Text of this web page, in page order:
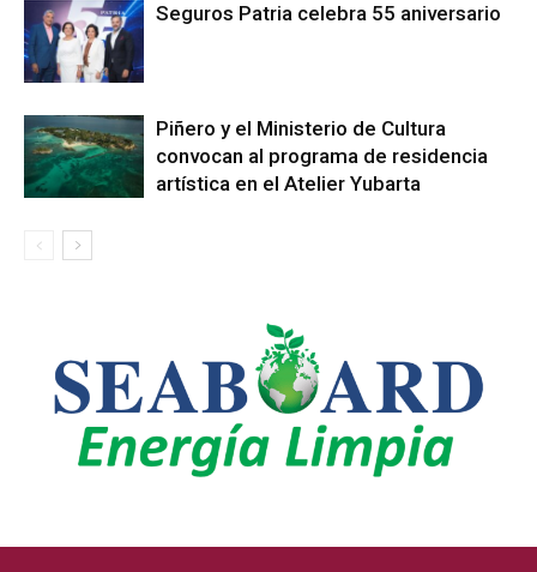
Seguros Patria celebra 55 aniversario
Piñero y el Ministerio de Cultura
convocan al programa de residencia
artística en el Atelier Yubarta